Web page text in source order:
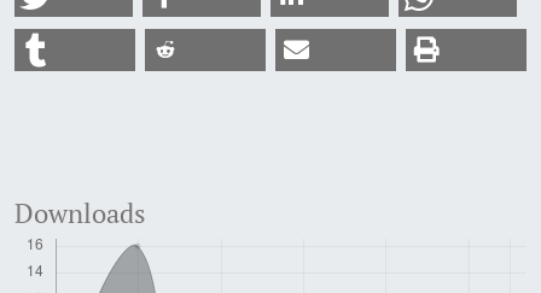
Downloads